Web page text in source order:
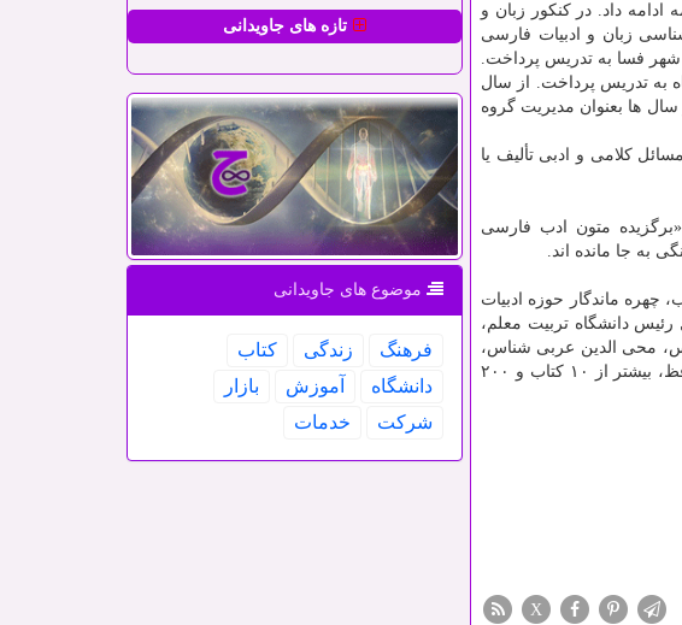
داد. در کنکور زبان و
زبان و ادبیات فارسی
شهر فسا به تدریس پرداخت.
زبان و ادبیات فارسی گرفت و از مرداد ۱۳۵۰ در همان دانشگاه به تدریس پرداخت. از سال
سال ها بعنوان مدیریت گروه
کلامی و ادبی تألیف یا
متون ادب فارسی
به جا مانده اند.
ماندگار حوزه ادبیات
تز دکترای قیصر امین پور، عضو هیأت مؤسس دانشگاه علامه طباطبایی، نزدیک به ۱۰ سال رئیس دانشگاه تربیت معلم،
محی الدین عربی شناس،
یک دوره تفسیر منازل السائرین با کتابی به نام «راه و رسم منزل ها»، یک دوره تفسیر قرآن و یک دوره تفسیر حافظ، بیشتر از ۱۰ کتاب و ۲۰۰
X
تازه های جاویدانی
موضوع های جاویدانی
فرهنگ زندگی
كتاب
دانشگاه
آموزش
بازار
شركت
خدمات